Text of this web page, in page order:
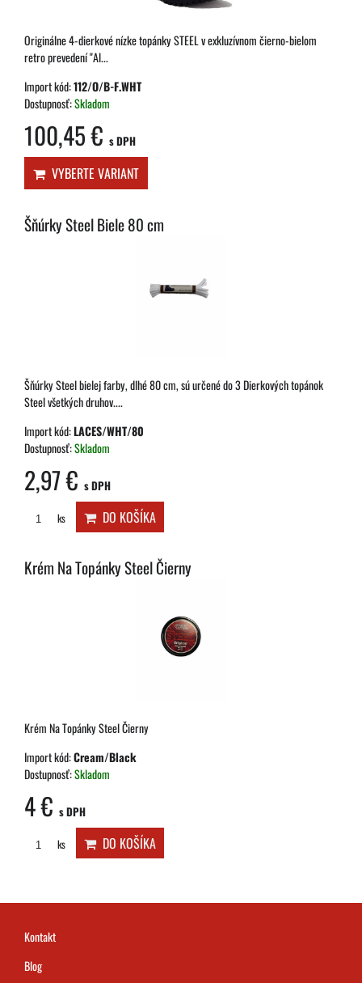
Originálne 4-dierkové nízke topánky STEEL v exkluzívnom čierno-bielom
retro prevedení "Al...
Import kód:112/O/B-F.WHT
Dostupnosť:Skladom
100,45 € s DPH
VYBERTE VARIANT
Šňúrky Steel Biele 80 cm
Šňúrky Steel bielej farby, dlhé 80 cm, sú určené do 3 Dierkových topánok
Steel všetkých druhov....
Import kód:LACES/WHT/80
Dostupnosť:Skladom
2,97 € s DPH
ks DO KOŠÍKA
Krém Na Topánky Steel Čierny
Krém Na Topánky Steel Čierny
Import kód:Cream/Black
Dostupnosť:Skladom
4 € s DPH
ks DO KOŠÍKA
Kontakt
Blog